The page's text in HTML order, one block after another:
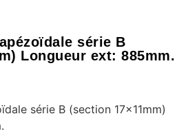
série B
Longueur ext: 885mm.
série B (section 17x11mm)